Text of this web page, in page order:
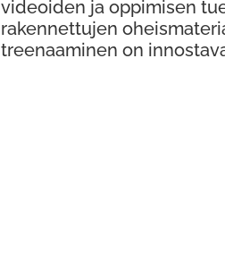
videoiden ja oppimisen
rakennettujen
treenaaminen on